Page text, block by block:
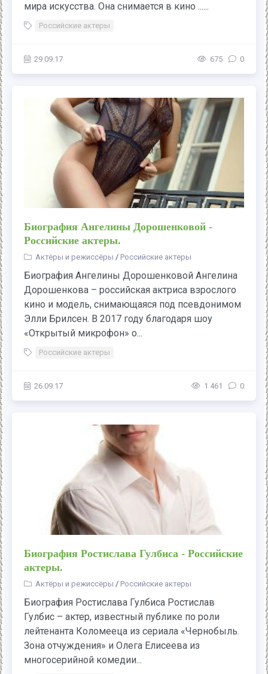
мира искусства. Она снимается в кино ......
Российские актеры
29.09.17 675 0
Биография Ангелины Дорошенковой -
Российские актеры.
Актёры и режиссёры / Российские актеры
Биография Ангелины Дорошенковой Ангелина
Дорошенкова – российская актриса взрослого
кино и модель, снимающаяся под псевдонимом
Элли Брилсен. В 2017 году благодаря шоу
«Открытый микрофон» о...
Российские актеры
26.09.17 1 461 0
Биография Ростислава Гулбиса - Российские
актеры.
Актёры и режиссёры / Российские актеры
Биография Ростислава Гулбиса Ростислав
Гулбис – актер, известный публике по роли
лейтенанта Коломееца из сериала «Чернобыль.
Зона отчуждения» и Олега Елисеева из
многосерийной комедии...